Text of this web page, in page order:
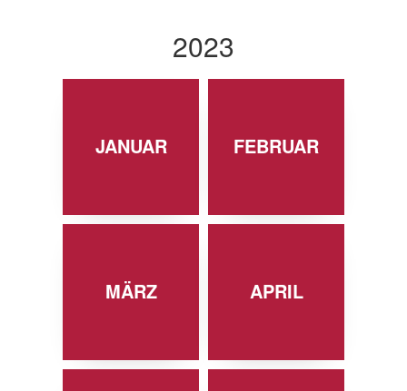
2023
JANUAR FEBRUAR
MÄRZ APRIL